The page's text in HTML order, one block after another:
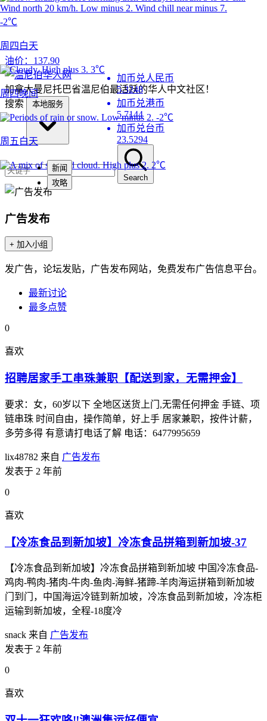
-2℃
周四白天
3℃
周四晚间
-2℃
周五白天
2℃
加币兑人民币
5.3248
加币兑港币
5.7144
加币兑台币
23.5294
油价： 137.90
加拿大曼尼托巴省温尼伯最活跃的华人中文社区！
搜索
新闻
攻略
Search
广告发布
+ 加入小组
发广告，论坛发贴，广告发布网站，免费发布广告信息平台。
最新讨论
最多点赞
0
喜欢
招聘居家手工串珠兼职【配送到家，无需押金】
要求：女，60岁以下 全地区送货上门,无需任何押金 手链、项
链串珠 时间自由，操作简单，好上手 居家兼职，按件计薪，
多劳多得 有意请打电话了解 电话：6477995659
lix48782 来自 广告发布
发表于 2 年前
0
喜欢
【冷冻食品到新加坡】冷冻食品拼箱到新加坡-37
【冷冻食品到新加坡】冷冻食品拼箱到新加坡 中国冷冻食品-
鸡肉-鸭肉-猪肉-牛肉-鱼肉-海鲜-猪蹄-羊肉海运拼箱到新加坡
门到门，中国海运冷链到新加坡，冷冻食品到新加坡，冷冻柜
运输到新加坡，全程-18度冷
snack 来自 广告发布
发表于 2 年前
0
喜欢